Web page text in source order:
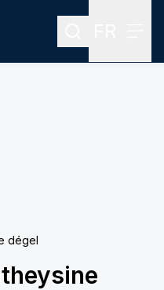
Rechercher
dégel